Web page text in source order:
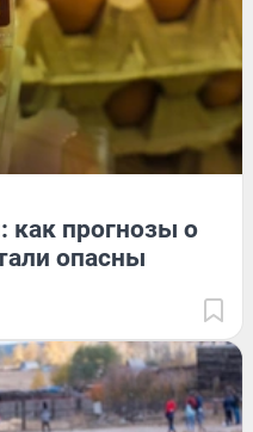
как прогнозы о
опасны